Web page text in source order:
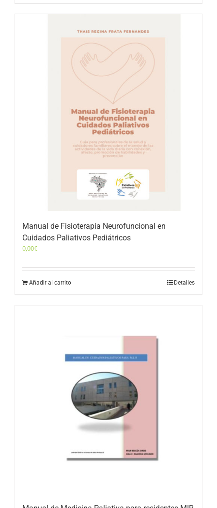
Manual de Fisioterapia Neurofuncional en
Cuidados Paliativos Pediátricos
0,00€
Añadir al carrito Detalles